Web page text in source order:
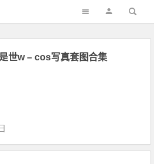
世w – cos写真套图合集